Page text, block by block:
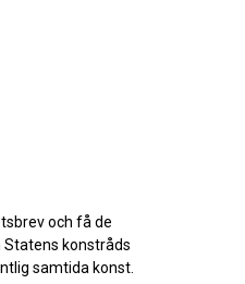
och få de
konstråds
samtida konst.